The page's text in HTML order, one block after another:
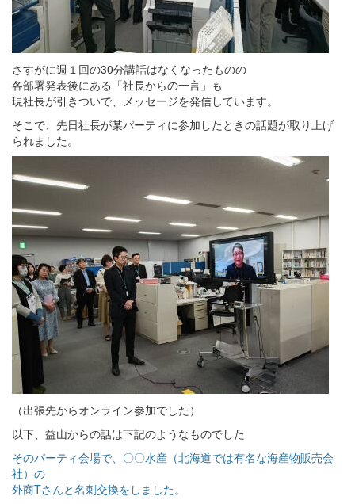
さすがに週１回の30分講話はなくなったものの
各部署発表後にある「社長からの一言」も
現社長が引きついで、メッセージを発信しています。
そこで、先日社長が某パーティに参加したときの話題が取り上げ
られました。
（出張先からオンライン参加でした）
以下、益山からの話は下記のようなものでした
そのパーティ会場で、〇〇水産（北海道では有名な海産物販売会
社）の
外商Tさんと名刺交換をしました。